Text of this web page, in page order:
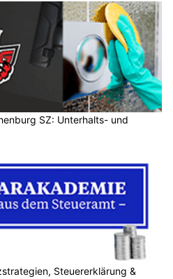
SZ: Unterhalts- und
Steuererklärung &